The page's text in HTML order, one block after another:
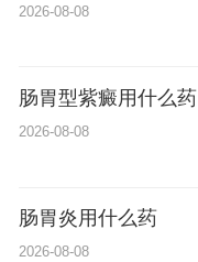
2026-08-08
肠胃型紫癜用什么药
2026-08-08
肠胃炎用什么药
2026-08-08